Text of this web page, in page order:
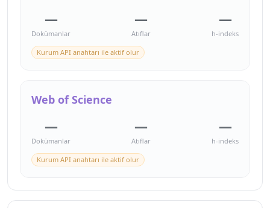
—
Dokümanlar
—
Atıflar
—
h-indeks
Kurum API anahtarı ile aktif olur
Web of Science
—
Dokümanlar
—
Atıflar
—
h-indeks
Kurum API anahtarı ile aktif olur